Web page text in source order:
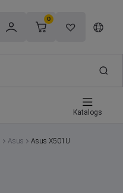
0
Katalogs
Asus Asus X501U